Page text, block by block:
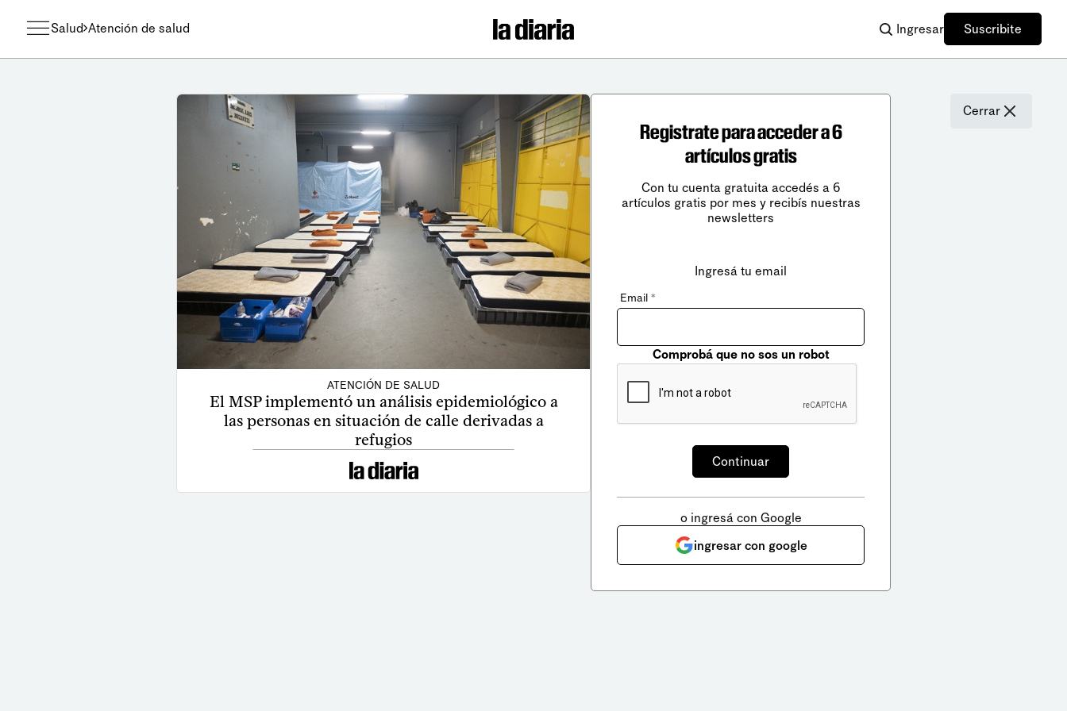
Salud Atención de salud Ingresar Suscribite
ATENCIÓN DE SALUD
El MSP implementó un análisis epidemiológico a
las personas en situación de calle derivadas a
refugios
Cerrar
Registrate para acceder a 6
artículos gratis
Con tu cuenta gratuita accedés a 6
artículos gratis por mes y recibís nuestras
newsletters
Ingresá tu email
Email *
Comprobá que no sos un robot
o ingresá con Google
ingresar con google